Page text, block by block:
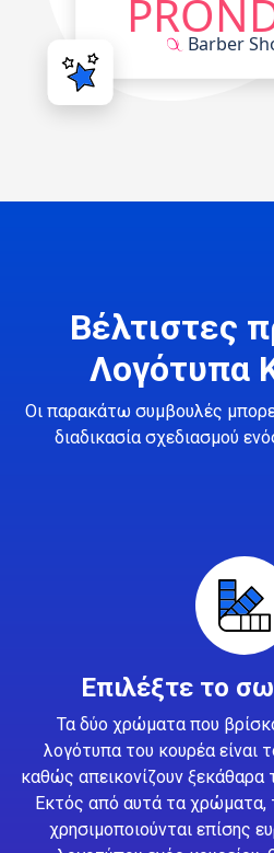
Βέλτιστες
Λογότυπα
Οι παρακάτω συμβουλές
διαδικασία σχεδιασμού
Επιλέξτε το
Τα δύο χρώματα που
λογότυπα του κουρέα είναι
καθώς απεικονίζουν ξεκάθαρα
Εκτός από αυτά τα χρώματα,
χρησιμοποιούνται επίσης